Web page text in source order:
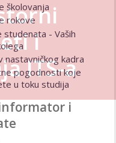
i
ITS-a
školovanja
rokove
studenata - Vaših
nastavničkog kadra
pogodnosti koje
u toku studija
i